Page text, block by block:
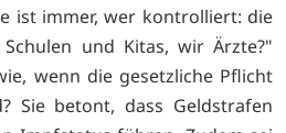
ist immer, wer kontrolliert: die
und Kitas, wir Ärzte?"
wenn die gesetzliche Pflicht
Sie betont, dass Geldstrafen